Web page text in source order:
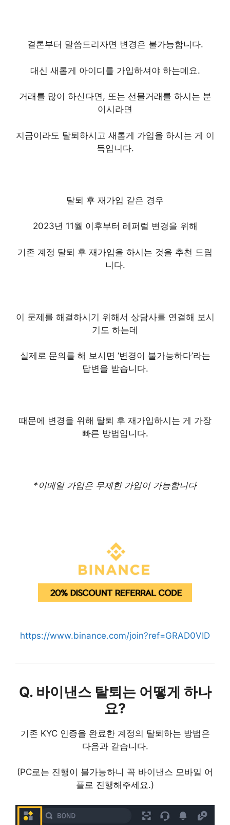
결론부터 말씀드리자면 변경은 불가능합니다.
대신 새롭게 아이디를 가입하셔야 하는데요.
거래를 많이 하신다면, 또는 선물거래를 하시는 분
이시라면
지금이라도 탈퇴하시고 새롭게 가입을 하시는 게 이
득입니다.
탈퇴 후 재가입 같은 경우
2023년 11월 이후부터 레퍼럴 변경을 위해
기존 계정 탈퇴 후 재가입을 하시는 것을 추천 드립
니다.
이 문제를 해결하시기 위해서 상담사를 연결해 보시
기도 하는데
실제로 문의를 해 보시면 ‘변경이 불가능하다’라는
답변을 받습니다.
때문에 변경을 위해 탈퇴 후 재가입하시는 게 가장
빠른 방법입니다.
*이메일 가입은 무제한 가입이 가능합니다
https://www.binance.com/join?ref=GRAD0VID
Q. 바이낸스 탈퇴는 어떻게 하나
요?
기존 KYC 인증을 완료한 계정의 탈퇴하는 방법은
다음과 같습니다.
(PC로는 진행이 불가능하니 꼭 바이낸스 모바일 어
플로 진행해주세요.)